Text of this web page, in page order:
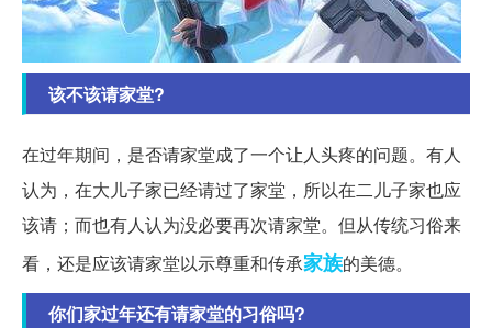
该不该请家堂?
在过年期间，是否请家堂成了一个让人头疼的问题。有人
认为，在大儿子家已经请过了家堂，所以在二儿子家也应
该请；而也有人认为没必要再次请家堂。但从传统习俗来
看，还是应该请家堂以示尊重和传承家族的美德。
你们家过年还有请家堂的习俗吗?